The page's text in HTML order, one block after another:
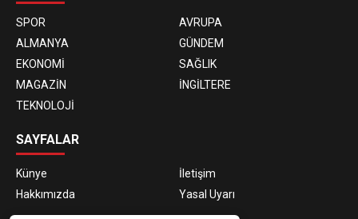
SPOR
AVRUPA
ALMANYA
GÜNDEM
EKONOMİ
SAĞLIK
MAGAZİN
İNGİLTERE
TEKNOLOJİ
SAYFALAR
Künye
İletişim
Hakkımızda
Yasal Uyarı